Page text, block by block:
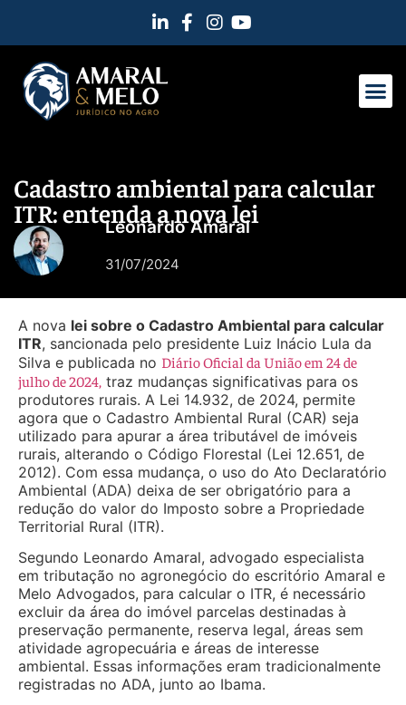
Cadastro ambiental para calcular
ITR: entenda a nova lei
Leonardo Amaral
31/07/2024
A nova lei sobre o Cadastro Ambiental para calcular
ITR, sancionada pelo presidente Luiz Inácio Lula da
Silva e publicada no Diário Oficial da União em 24 de
julho de 2024, traz mudanças significativas para os
produtores rurais. A Lei 14.932, de 2024, permite
agora que o Cadastro Ambiental Rural (CAR) seja
utilizado para apurar a área tributável de imóveis
rurais, alterando o Código Florestal (Lei 12.651, de
2012). Com essa mudança, o uso do Ato Declaratório
Ambiental (ADA) deixa de ser obrigatório para a
redução do valor do Imposto sobre a Propriedade
Territorial Rural (ITR).
Segundo Leonardo Amaral, advogado especialista
em tributação no agronegócio do escritório Amaral e
Melo Advogados, para calcular o ITR, é necessário
excluir da área do imóvel parcelas destinadas à
preservação permanente, reserva legal, áreas sem
atividade agropecuária e áreas de interesse
ambiental. Essas informações eram tradicionalmente
registradas no ADA, junto ao Ibama.